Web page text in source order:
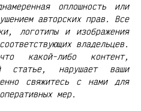
оплошность или
авторских прав. Все
логотипы и изображения
владельцев.
какой-либо контент,
статье, нарушает ваши
свяжитесь с нами для
мер.